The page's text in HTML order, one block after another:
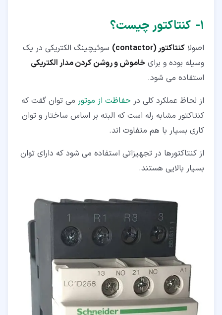
۱‏- کنتاکتور چیست؟
اصولا کنتاکتور (contactor)
سوئیچینگ الکتریکی در یک
وسیله بوده و برای خاموش و روشن کردن مدار الکتریکی
استفاده می شود.
از لحاظ عملکرد کلی در حفاظت از موتور می توان گفت که
کنتاکتور مشابه رله است که البته بر اساس ساختار و توان
کاری بسیار با هم متفاوت اند.
از کنتاکتورها در تجهیزاتی استفاده می شود که دارای توان
بسیار بالایی هستند.